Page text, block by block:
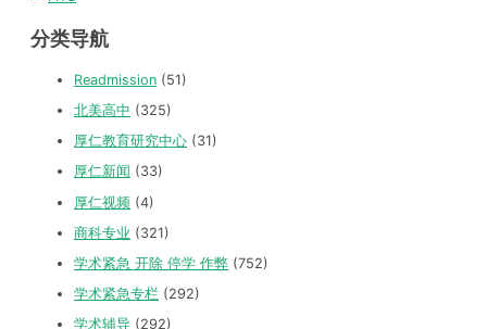
分类导航
Readmission (51)
北美高中 (325)
厚仁教育研究中心 (31)
厚仁新闻 (33)
厚仁视频 (4)
商科专业 (321)
学术紧急 开除 停学 作弊 (752)
学术紧急专栏 (292)
学术辅导 (292)